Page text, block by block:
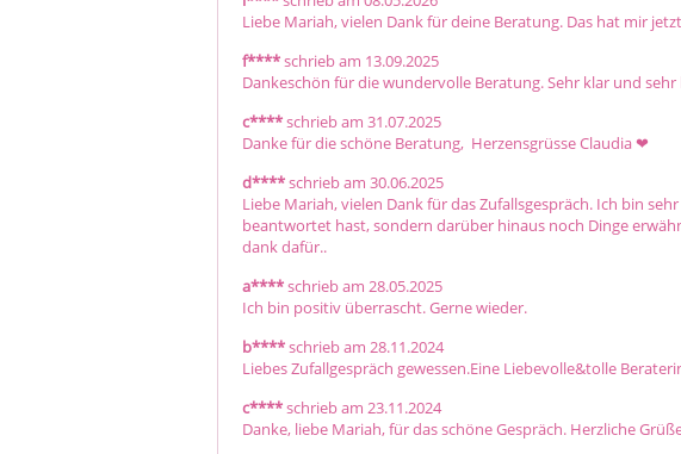
Liebe Mariah, vielen Dank für deine Beratung. Das hat mir
f****schrieb am 13.09.2025
Dankeschön für die wundervolle Beratung. Sehr klar und sehr
c****schrieb am 31.07.2025
Danke für die schöne Beratung,  Herzensgrüsse Claudia ❤ ️
d****schrieb am 30.06.2025
Liebe Mariah, vielen Dank für das Zufallsgespräch. Ich bin
beantwortet hast, sondern darüber hinaus noch Dinge
dank dafür..
a****schrieb am 28.05.2025
Ich bin positiv überrascht. Gerne wieder.
b****schrieb am 28.11.2024
Liebes Zufallgespräch gewessen.Eine Liebevolle&tolle
c****schrieb am 23.11.2024
Danke, liebe Mariah, für das schöne Gespräch. Herzliche